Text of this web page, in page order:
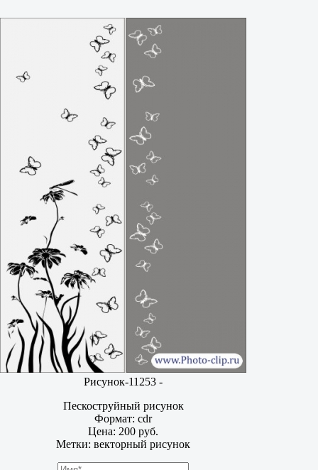
Рисунок-11253 -
Пескоструйный рисунок
Формат: cdr
Цена: 200 руб.
Метки: векторный рисунок